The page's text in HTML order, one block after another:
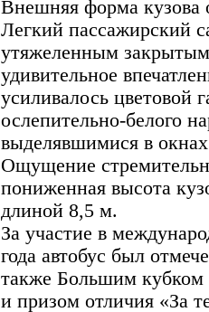
Внешняя форма кузова
Легкий пассажирский
утяжеленным закрытым
удивительное
усиливалось цветовой
ослепительно-белого
выделявшимися в
Ощущение
пониженная высота
длиной 8,5 м.
За участие в
года автобус был
также Большим
и призом отличия «За